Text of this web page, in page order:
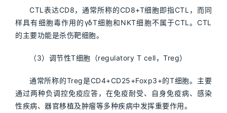
CTL表达CD8，通常所称的CD8+T细胞即指CTL，而同
样具有细胞毒作用的γδT细胞和NKT细胞不属于CTL。CTL
的主要功能是杀伤靶细胞。
（3）调节性T细胞（regulatory T cell，Treg）
通常所称的Treg是CD4+CD25+Foxp3+的T细胞。主要
通过两种负调控免疫应答，在免疫耐受、自身免疫病、感染
性疾病、器官移植及肿瘤等多种疾病中发挥重要作用。